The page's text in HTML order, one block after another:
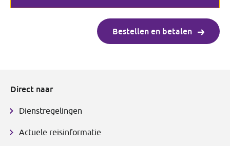
Bestellen en betalen
Direct naar
Dienstregelingen
Actuele reisinformatie